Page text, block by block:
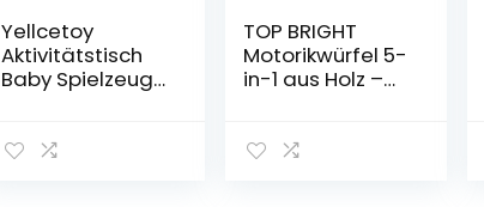
Yellcetoy
Aktivitätstisch
Baby Spielzeug
Aktivität
TOP BRIGHT
Motorikwürfel 5-
in-1 aus Holz –
und Babys von 1